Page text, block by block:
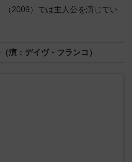
（2009）では主人公を演じてい
演：デイヴ・フランコ）